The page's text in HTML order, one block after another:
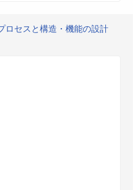
ロセスと構造・機能の設計